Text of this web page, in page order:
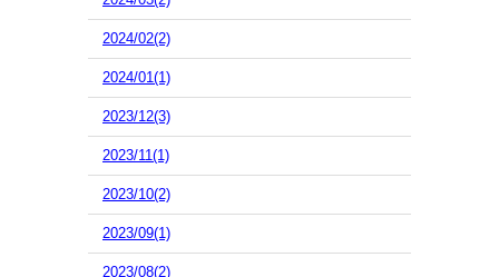
2024/02(2)
2024/01(1)
2023/12(3)
2023/11(1)
2023/10(2)
2023/09(1)
2023/08(2)